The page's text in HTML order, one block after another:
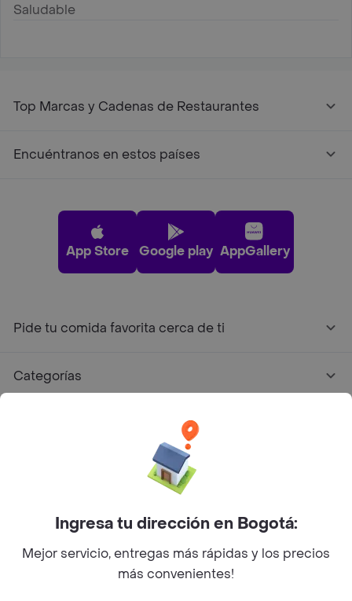
Saludable
Top Marcas y Cadenas de Restaurantes
Encuéntranos en estos países
App Store Google play AppGallery
Pide tu comida favorita cerca de ti
Categorías
Facebook
Twitter
Instagram
©2026Rappi Inc. All rights reserved.
Ingresa tu dirección en Bogotá:
Mejor servicio, entregas más rápidas y los precios
más convenientes!